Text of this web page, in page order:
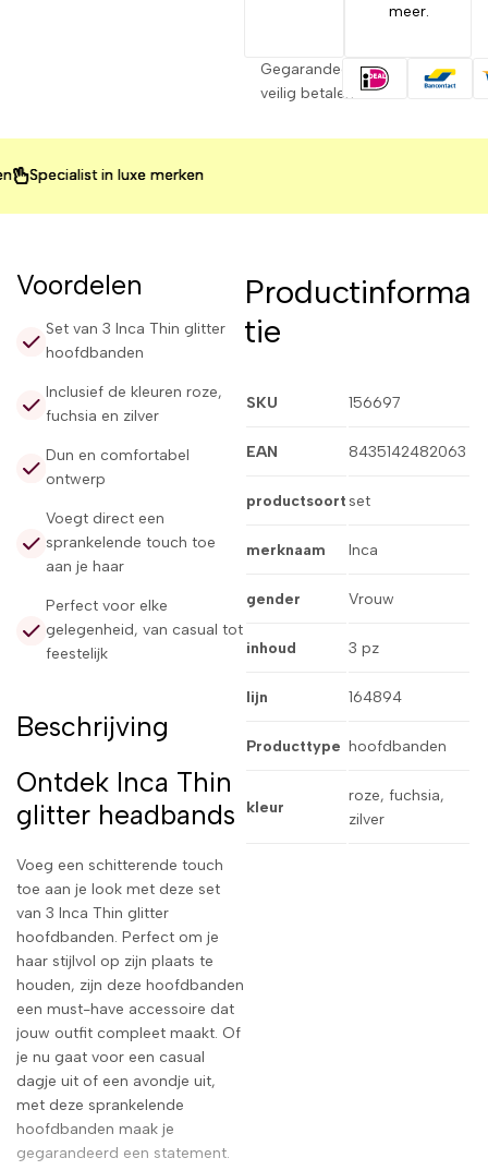
meer.
Gegarandeerd
veilig betalen
in luxe merken
in luxe merken
in luxe merken
Voordelen
Set van 3 Inca Thin glitter
hoofdbanden
Inclusief de kleuren roze,
fuchsia en zilver
Dun en comfortabel
ontwerp
Voegt direct een
sprankelende touch toe
aan je haar
Perfect voor elke
gelegenheid, van casual tot
feestelijk
Beschrijving
Ontdek Inca Thin
glitter headbands
Voeg een schitterende touch
toe aan je look met deze set
van 3 Inca Thin glitter
hoofdbanden. Perfect om je
haar stijlvol op zijn plaats te
houden, zijn deze hoofdbanden
een must-have accessoire dat
jouw outfit compleet maakt. Of
je nu gaat voor een casual
dagje uit of een avondje uit,
met deze sprankelende
hoofdbanden maak je
gegarandeerd een statement.
Productinforma
tie
SKU 156697
EAN 8435142482063
productsoort set
merknaam Inca
gender Vrouw
inhoud 3 pz
lijn 164894
Producttype hoofdbanden
kleur
roze, fuchsia,
zilver